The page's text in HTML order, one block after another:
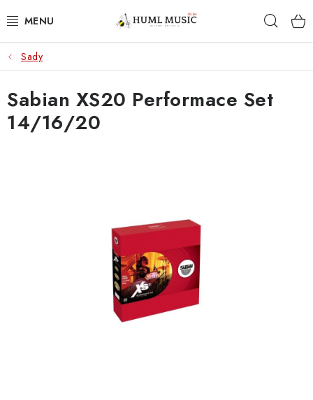
na
KYTARY
UKULELE
DECHY
KYTAROVÉ PŘÍSLUŠENSTVÍ
OSTATNÍ STRUNNÉ NÁSTROJE
Sady
Sabian XS20 Performace Set
14/16/20